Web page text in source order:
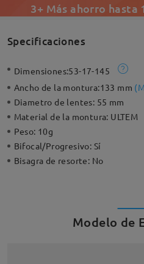
3+ Más ahorro hasta
Specificaciones
Dimensiones:53-17-145
Ancho de la montura:133 mm (
Diametro de lentes: 55 mm
Material de la montura: ULTEM
Peso: 10g
Bifocal/Progresivo: Sí
Bisagra de resorte: No
Modelo de